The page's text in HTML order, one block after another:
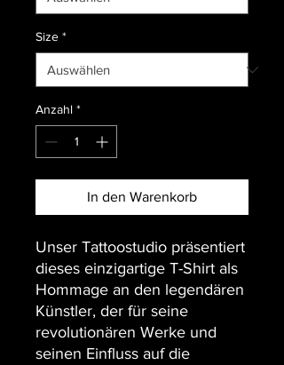
Size *
Anzahl *
In den Warenkorb
Unser Tattoostudio präsentiert
dieses einzigartige T-Shirt als
Hommage an den legendären
Künstler, der für seine
revolutionären Werke und
seinen Einfluss auf die